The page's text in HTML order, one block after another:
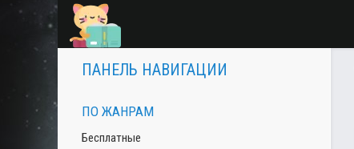
ПАНЕЛЬ НАВИГАЦИИ
ПО ЖАНРАМ
Бесплатные